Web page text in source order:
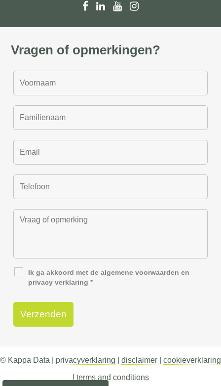
Vragen of opmerkingen?
Ik ga akkoord met dealgemene voorwaarden en
privacy verklaring *
© Kappa Data | privacyverklaring disclaimer cookieverklaring
terms and conditions